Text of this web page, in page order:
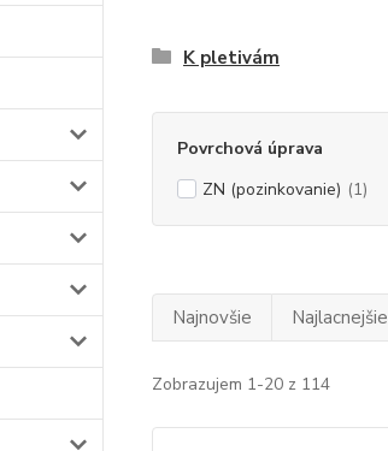
K pletivám
Povrchová úprava
ZN (pozinkovanie) (1)
Najnovšie Najlacnejšie
Zobrazujem 1-20 z 114